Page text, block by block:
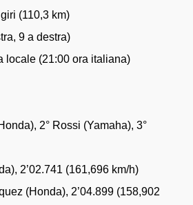
(110,3 km)
9 a destra)
locale (21:00 ora italiana)
2° Rossi (Yamaha), 3°
2’02.741 (161,696 km/h)
(Honda), 2’04.899 (158,902